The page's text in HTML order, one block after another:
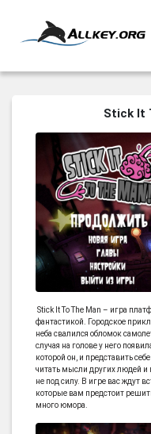
ПОИСК ПРЕДМЕТОВ
ГОЛОВОЛОМКИ
БИЗНЕС
ТРИ-В-РЯД
СТРАТЕГИИ
СТРЕЛЯЛКИ
КВЕСТ
КАК СКАЧАТЬ
НОВОСТИ
Stick It
Stick It To The Man – игра
фантастикой. Городское
неба свалился обломок
случая на голове у него
которой он, и представить
читать мысли других людей и
не под силу. В игре вас ждут
которые вам предстоит
много юмора.